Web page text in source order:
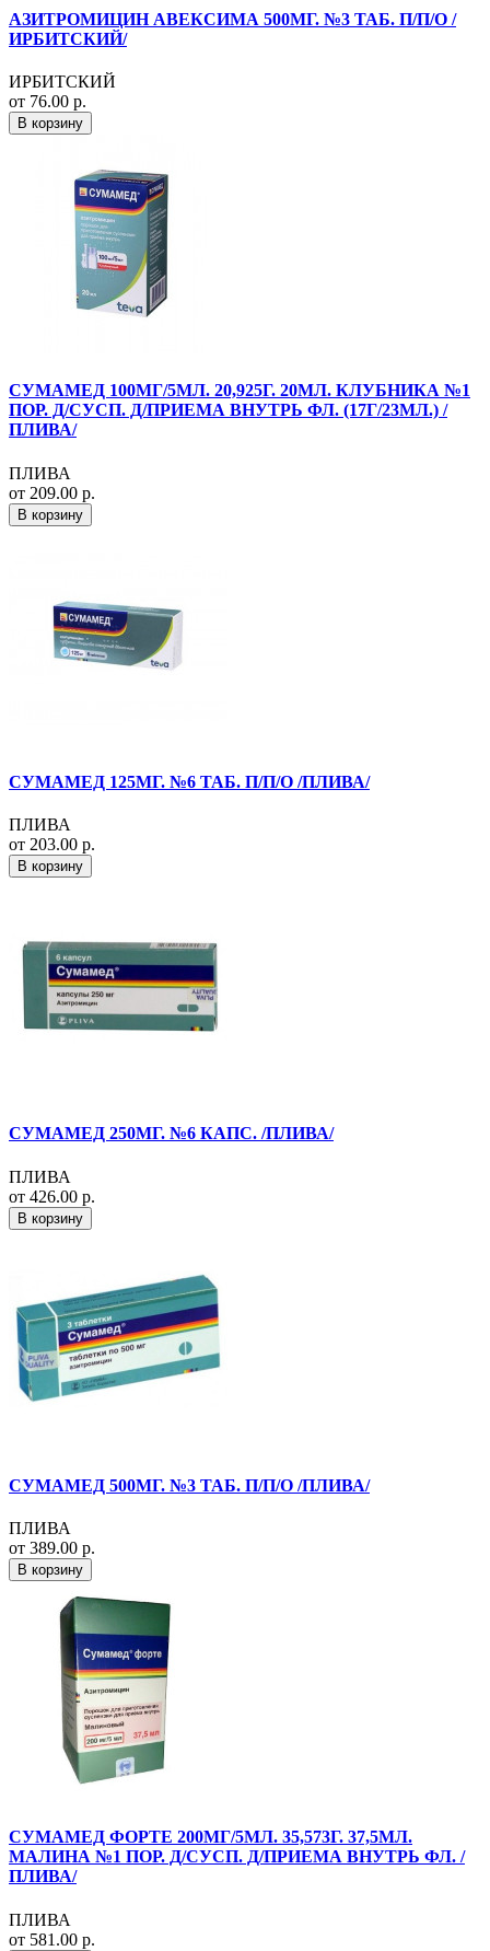
АЗИТРОМИЦИН АВЕКСИМА 500МГ. №3 ТАБ. П/П/О /
ИРБИТСКИЙ/
ИРБИТСКИЙ
от 76.00 р.
В корзину
СУМАМЕД 100МГ/5МЛ. 20,925Г. 20МЛ. КЛУБНИКА №1
ПОР. Д/СУСП. Д/ПРИЕМА ВНУТРЬ ФЛ. (17Г/23МЛ.) /
ПЛИВА/
ПЛИВА
от 209.00 р.
В корзину
СУМАМЕД 125МГ. №6 ТАБ. П/П/О /ПЛИВА/
ПЛИВА
от 203.00 р.
В корзину
СУМАМЕД 250МГ. №6 КАПС. /ПЛИВА/
ПЛИВА
от 426.00 р.
В корзину
СУМАМЕД 500МГ. №3 ТАБ. П/П/О /ПЛИВА/
ПЛИВА
от 389.00 р.
В корзину
СУМАМЕД ФОРТЕ 200МГ/5МЛ. 35,573Г. 37,5МЛ.
МАЛИНА №1 ПОР. Д/СУСП. Д/ПРИЕМА ВНУТРЬ ФЛ. /
ПЛИВА/
ПЛИВА
от 581.00 р.